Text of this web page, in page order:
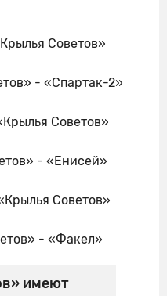
Советов»
- «Спартак-2»
Советов»
- «Енисей»
Советов»
- «Факел»
имеют